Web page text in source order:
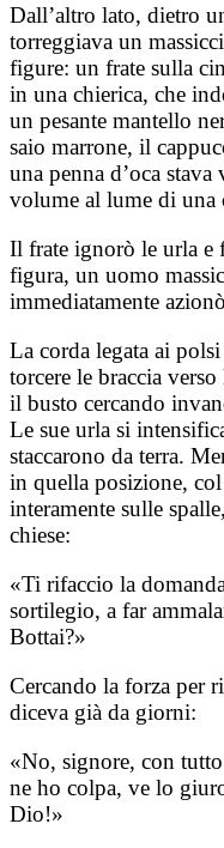
Dall’altro lato, dietro
torreggiava un
figure: un frate sulla
in una chierica, che
un pesante mantello
saio marrone, il
una penna d’oca
volume al lume di una
Il frate ignorò le urla e
figura, un uomo
immediatamente
La corda legata ai
torcere le braccia
il busto cercando
Le sue urla si
staccarono da terra.
in quella posizione,
interamente sulle
chiese:
«Ti rifaccio la
sortilegio, a far
Bottai?»
Cercando la forza per
diceva già da giorni:
«No, signore, con
ne ho colpa, ve lo
Dio!»